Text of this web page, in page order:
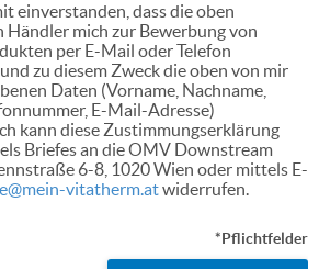
einverstanden, dass die oben
Händler mich zur Bewerbung von
per E-Mail oder Telefon
zu diesem Zweck die oben von mir
Daten (Vorname, Nachname,
E-Mail-Adresse)
kann diese Zustimmungserklärung
Briefes an die OMV Downstream
6-8, 1020 Wien oder mittels E-
vitatherm.atwiderrufen.
*Pflichtfelder